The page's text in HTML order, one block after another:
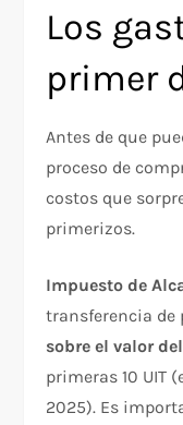
Los
primer
Antes de que
proceso de
costos que
primerizos.
Impuesto de
transferencia de
sobre el valor
primeras 10 UIT
2025). Es